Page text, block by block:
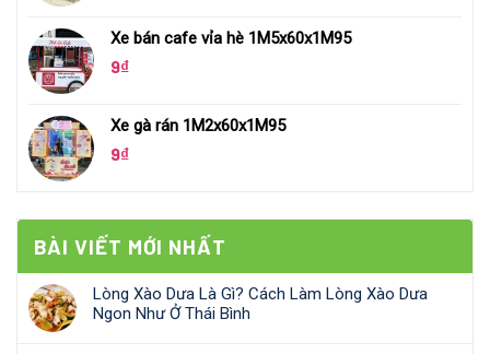
Xe bán cafe vỉa hè 1M5x60x1M95
9₫
Xe gà rán 1M2x60x1M95
9₫
BÀI VIẾT MỚI NHẤT
Lòng Xào Dưa Là Gì? Cách Làm Lòng Xào Dưa
Ngon Như Ở Thái Bình